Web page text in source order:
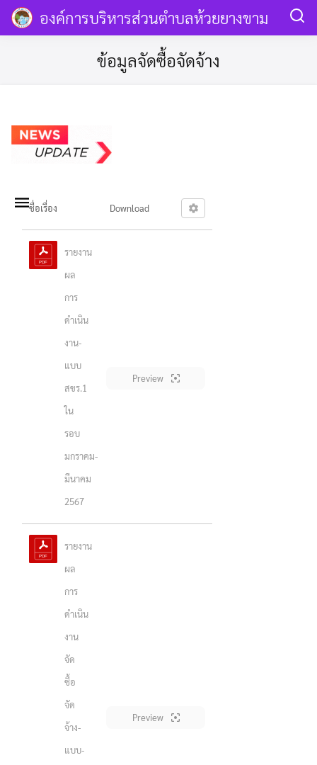
Skip
องค์การบริหารส่วนตำบลห้วยยางขาม
ข้อมูลจัดซื้อจัดจ้าง
ชื่อเรื่อง Download
รายงาน
ผล
การ
ดำเนิน
งาน-
แบบ
สขร.1
ใน
รอบ
มกราคม-
มีนาคม
2567
Preview
รายงาน
ผล
การ
ดำเนิน
งาน
จัด
ซื้อ
จัด
จ้าง-
แบบ-
Preview